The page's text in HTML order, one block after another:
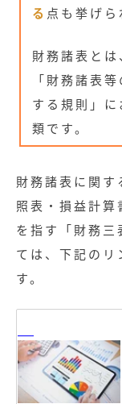
る 点も挙げら
財務諸表とは
「財務諸表
する規則」
類です。
財務諸表に関
照表・損益計
を指す「財務三
ては、下記のリ
す。